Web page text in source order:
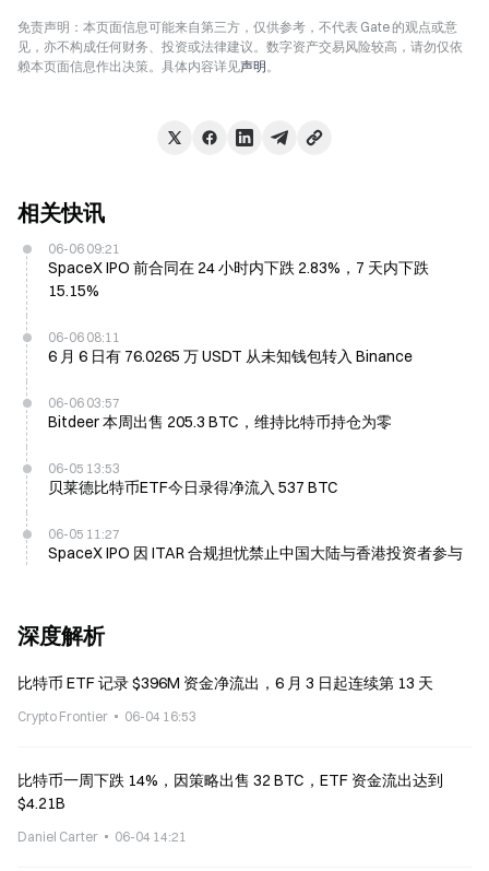
免责声明：本页面信息可能来自第三方，仅供参考，不代表 Gate 的观点或意
见，亦不构成任何财务、投资或法律建议。数字资产交易风险较高，请勿仅依
赖本页面信息作出决策。具体内容详见声明。
相关快讯
06-06 09:21
SpaceX IPO 前合同在 24 小时内下跌 2.83%，7 天内下跌
15.15%
06-06 08:11
6 月 6 日有 76.0265 万 USDT 从未知钱包转入 Binance
06-06 03:57
Bitdeer 本周出售 205.3 BTC，维持比特币持仓为零
06-05 13:53
贝莱德比特币ETF今日录得净流入 537 BTC
06-05 11:27
SpaceX IPO 因 ITAR 合规担忧禁止中国大陆与香港投资者参与
深度解析
比特币 ETF 记录 $396M 资金净流出，6 月 3 日起连续第 13 天
Crypto Frontier 06-04 16:53
比特币一周下跌 14%，因策略出售 32 BTC，ETF 资金流出达到
$4.21B
Daniel Carter 06-04 14:21